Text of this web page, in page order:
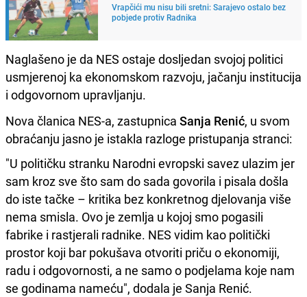
Vrapčići mu nisu bili sretni: Sarajevo ostalo bez
pobjede protiv Radnika
Naglašeno je da NES ostaje dosljedan svojoj politici
usmjerenoj ka ekonomskom razvoju, jačanju institucija
i odgovornom upravljanju.
Nova članica NES-a, zastupnica Sanja Renić, u svom
obraćanju jasno je istakla razloge pristupanja stranci:
"U političku stranku Narodni evropski savez ulazim jer
sam kroz sve što sam do sada govorila i pisala došla
do iste tačke – kritika bez konkretnog djelovanja više
nema smisla. Ovo je zemlja u kojoj smo pogasili
fabrike i rastjerali radnike. NES vidim kao politički
prostor koji bar pokušava otvoriti priču o ekonomiji,
radu i odgovornosti, a ne samo o podjelama koje nam
se godinama nameću", dodala je Sanja Renić.